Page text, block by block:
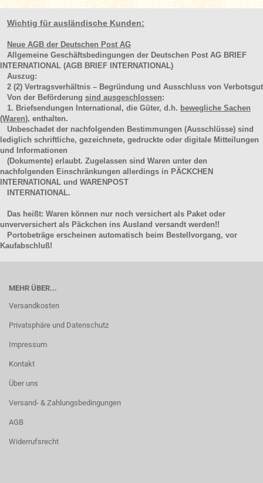
Wichtig für ausländische Kunden:
Neue AGB der Deutschen Post AG
Allgemeine Geschäftsbedingungen der Deutschen Post AG BRIEF
INTERNATIONAL (AGB BRIEF INTERNATIONAL)
Auszug:
2 (2) Vertragsverhältnis – Begründung und Ausschluss von Verbotsgut
Von der Beförderung sind ausgeschlossen:
1. Briefsendungen International, die Güter, d.h. bewegliche Sachen
(Waren), enthalten.
Unbeschadet der nachfolgenden Bestimmungen (Ausschlüsse) sind
lediglich schriftliche, gezeichnete, gedruckte oder digitale Mitteilungen
und Informationen
(Dokumente) erlaubt. Zugelassen sind Waren unter den
nachfolgenden Einschränkungen allerdings in PÄCKCHEN
INTERNATIONAL und WARENPOST
INTERNATIONAL.
Das heißt: Waren können nur noch versichert als Paket oder
unverversichert als Päckchen ins Ausland versandt werden!!
Portobeträge erscheinen automatisch beim Bestellvorgang, vor
Kaufabschluß!
MEHR ÜBER...
Versandkosten
Privatsphäre und Datenschutz
Impressum
Kontakt
Über uns
Versand- & Zahlungsbedingungen
AGB
Widerrufsrecht